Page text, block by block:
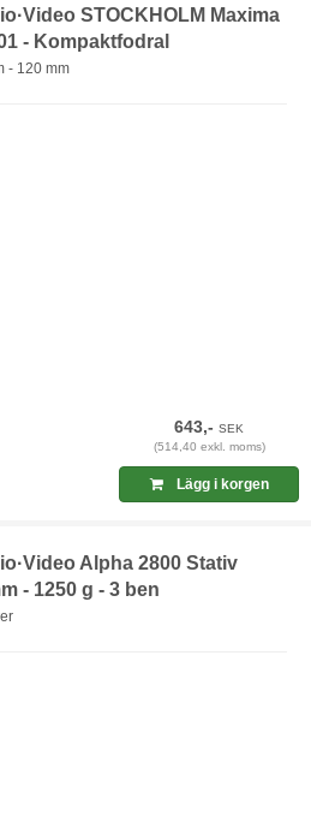
STOCKHOLM Maxima
- Kompaktfodral
- 120 mm
643,-SEK
(514,40 exkl. moms)
Lägg i korgen
Alpha 2800 Stativ
- 1250 g - 3 ben